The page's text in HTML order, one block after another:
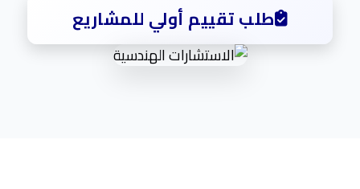
طلب تقييم أولي للمشاريع